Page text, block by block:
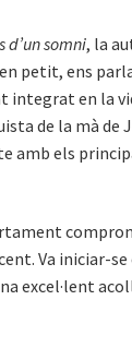
d’un somni, la
petit, ens
integrat en la
de la mà de
amb els
Va iniciar-
excel·lent